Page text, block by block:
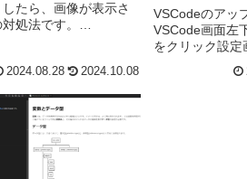
たら、画像が表示さ
処法です。
の作業をしなくても
2024.08.28 2024.10.08
VSCodeのアッ
VSCode画面左
をクリック設
バーに「
Enter「